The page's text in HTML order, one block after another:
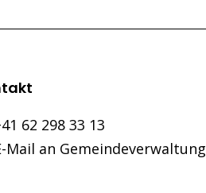
62 298 33 13
Mail an Gemeindeverwaltung